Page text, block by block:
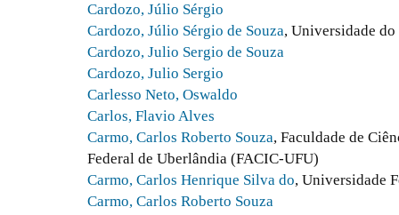
Cardozo, Júlio Sérgio
Cardozo, Júlio Sérgio de Souza, Universidade
Cardozo, Julio Sergio de Souza
Cardozo, Julio Sergio
Carlesso Neto, Oswaldo
Carlos, Flavio Alves
Carmo, Carlos Roberto Souza, Faculdade de
Federal de Uberlândia (FACIC-UFU)
Carmo, Carlos Henrique Silva do, Universidade
Carmo, Carlos Roberto Souza